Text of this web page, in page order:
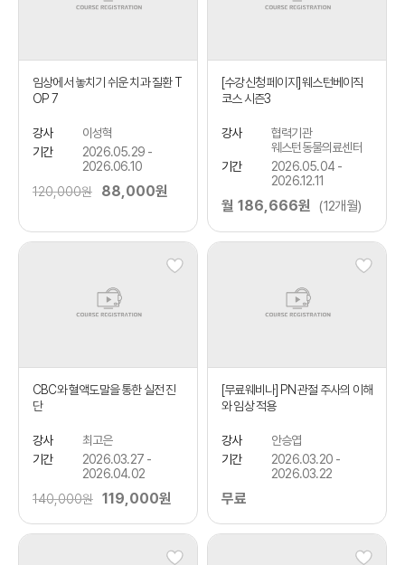
임상에서 놓치기 쉬운 치과 질환 T
OP 7
강사
이성혁
기간
2026.05.29 -
2026.06.10
120,000원
88,000원
[수강신청 페이지] 웨스턴베이직
코스 시즌3
강사
협력기관
웨스턴동물의료센터
기간
2026.05.04 -
2026.12.11
월 186,666원 (12개월)
CBC와 혈액도말을 통한 실전 진
단
강사
최고은
기간
2026.03.27 -
2026.04.02
140,000원
119,000원
[무료웨비나] PN 관절 주사의 이해
와 임상 적용
강사
안승엽
기간
2026.03.20 -
2026.03.22
무료